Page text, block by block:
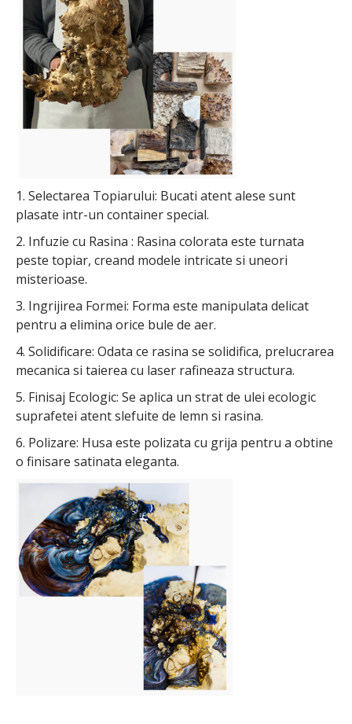
1. Selectarea Topiarului: Bucati atent alese sunt
plasate intr-un container special.
2. Infuzie cu Rasina : Rasina colorata este turnata
peste topiar, creand modele intricate si uneori
misterioase.
3. Ingrijirea Formei: Forma este manipulata delicat
pentru a elimina orice bule de aer.
4. Solidificare: Odata ce rasina se solidifica, prelucrarea
mecanica si taierea cu laser rafineaza structura.
5. Finisaj Ecologic: Se aplica un strat de ulei ecologic
suprafetei atent slefuite de lemn si rasina.
6. Polizare: Husa este polizata cu grija pentru a obtine
o finisare satinata eleganta.